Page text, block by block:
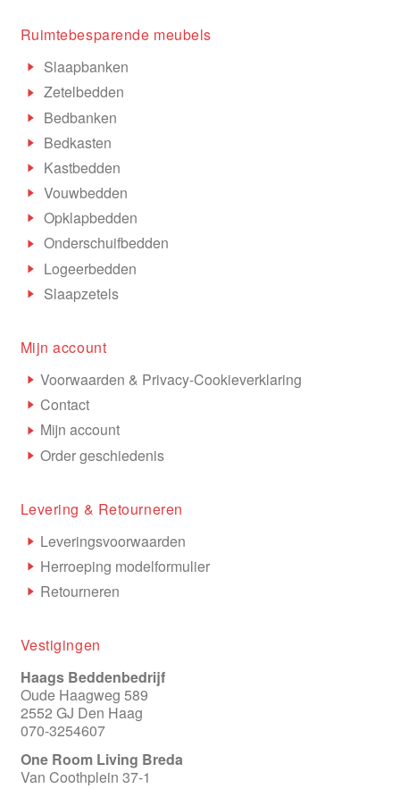
Ruimtebesparende meubels
Slaapbanken
Zetelbedden
Bedbanken
Bedkasten
Kastbedden
Vouwbedden
Opklapbedden
Onderschuifbedden
Logeerbedden
Slaapzetels
Mijn account
Voorwaarden & Privacy-Cookieverklaring
Contact
Mijn account
Order geschiedenis
Levering & Retourneren
Leveringsvoorwaarden
Herroeping modelformulier
Retourneren
Vestigingen
Haags Beddenbedrijf
Oude Haagweg 589
2552 GJ Den Haag
070-3254607
One Room Living Breda
Van Coothplein 37-1